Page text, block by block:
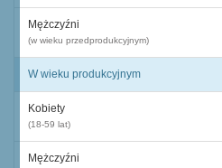
Mężczyźni
(w wieku przedprodukcyjnym)
W wieku produkcyjnym
Kobiety
(18-59 lat)
Mężczyźni